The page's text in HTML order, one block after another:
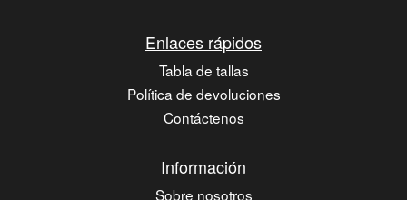
Enlaces rápidos
Tabla de tallas
Política de devoluciones
Contáctenos
Información
Sobre nosotros